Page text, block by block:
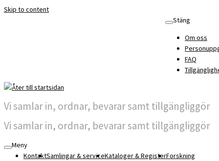
Skip to content
Stäng
Om oss
FAQ
Vi samlar in, ordnar, bevarar samt tillgängliggör
Vi samlar in, ordnar, bevarar samt tillgängliggör
Meny
KontaktSamlingar & serviceKataloger & RegisterForskning